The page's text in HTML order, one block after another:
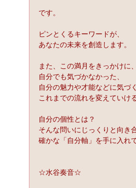
です。
ピンとくるキーワードが、
あなたの未来を創造します。
また、この満月をきっかけに、
自分でも気づかなかった、
自分の魅力や才能などに気づ
これまでの流れを変えていけ
自分の個性とは？
そんな問いにじっくりと向き合
確かな「自分軸」を手に入れ
☆水谷奏音☆